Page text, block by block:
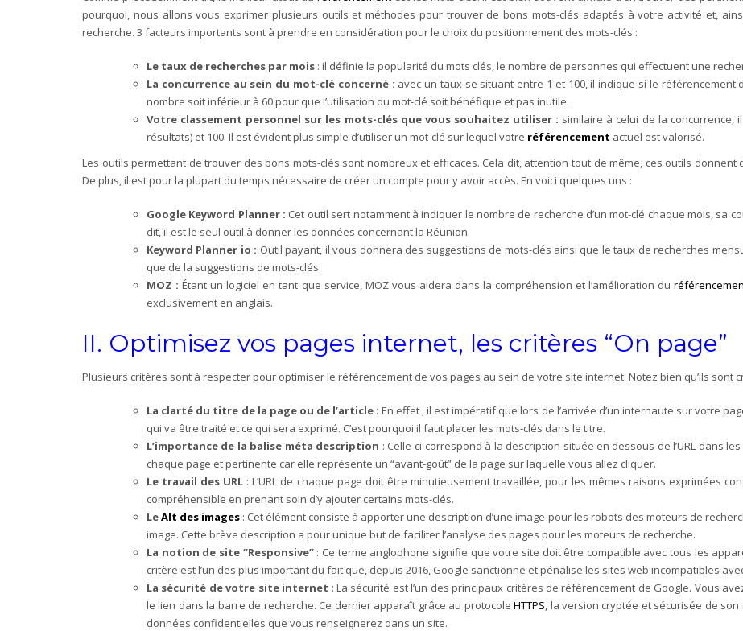
pourquoi, nous allons vous exprimer plusieurs outils et méthodes pour trouver de bons mots-clés adaptés à votre activité et,
recherche. 3 facteurs importants sont à prendre en considération pour le choix du positionnement des mots-clés :
Le taux de recherches par mois : il définie la popularité du mots clés, le nombre de personnes qui effectuent une
La concurrence au sein du mot-clé concerné : avec un taux se situant entre 1 et 100, il indique si le référencement
nombre soit inférieur à 60 pour que l’utilisation du mot-clé soit bénéfique et pas inutile.
Votre classement personnel sur les mots-clés que vous souhaitez utiliser : similaire à celui de la concurrence,
résultats) et 100. Il est évident plus simple d’utiliser un mot-clé sur lequel votre référencement actuel est valorisé.
Les outils permettant de trouver des bons mots-clés sont nombreux et efficaces. Cela dit, attention tout de même, ces outils
De plus, il est pour la plupart du temps nécessaire de créer un compte pour y avoir accès. En voici quelques uns :
Google Keyword Planner: Cet outil sert notamment à indiquer le nombre de recherche d’un mot-clé chaque mois, sa
dit, il est le seul outil à donner les données concernant la Réunion
Keyword Planner io : Outil payant, il vous donnera des suggestions de mots-clés ainsi que le taux de recherches
que de la suggestions de mots-clés.
MOZ : Étant un logiciel en tant que service, MOZ vous aidera dans la compréhension et l’amélioration du
exclusivement en anglais.
II. Optimisez vos pages internet, les critères “On page”
Plusieurs critères sont à respecter pour optimiser le référencement de vos pages au sein de votre site internet. Notez bien qu’ils sont
La clarté du titre de la page ou de l’article : En effet , il est impératif que lors de l’arrivée d’un internaute sur votre
qui va être traité et ce qui sera exprimé. C’est pourquoi il faut placer les mots-clés dans le titre.
L’importance de la balise méta description : Celle-ci correspond à la description située en dessous de l’URL dans
chaque page et pertinente car elle représente un “avant-goût” de la page sur laquelle vous allez cliquer.
Le travail des URL : L’URL de chaque page doit être minutieusement travaillée, pour les mêmes raisons exprimées
compréhensible en prenant soin d’y ajouter certains mots-clés.
LeAlt des images : Cet élément consiste à apporter une description d’une image pour les robots des moteurs de
image. Cette brève description a pour unique but de faciliter l’analyse des pages pour les moteurs de recherche.
La notion de site “Responsive”: Ce terme anglophone signifie que votre site doit être compatible avec tous les
critère est l’un des plus important du fait que, depuis 2016, Google sanctionne et pénalise les sites web incompatibles
La sécurité de votre site internet : La sécurité est l’un des principaux critères de référencement de Google. Vous
le lien dans la barre de recherche. Ce dernier apparaît grâce au protocoleHTTPS , la version cryptée et sécurisée de
données confidentielles que vous renseignerez dans un site.